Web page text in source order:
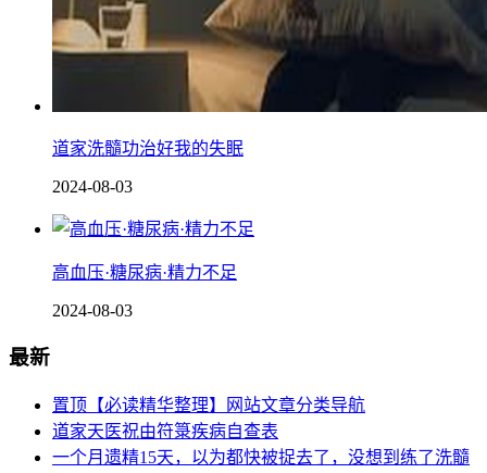
道家洗髓功治好我的失眠
2024-08-03
高血压·糖尿病·精力不足
2024-08-03
最新
置顶【必读精华整理】网站文章分类导航
道家天医祝由符箓疾病自查表
一个月遗精15天，以为都快被捉去了，没想到练了洗髓